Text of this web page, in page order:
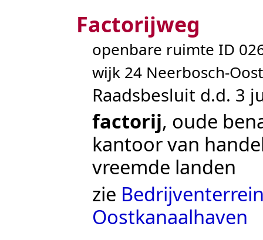
Factorijweg
openbare ruimte ID
wijk 24 Neerbosch-Oost
Raadsbesluit d.d. 3
factorij, oude
kantoor van
vreemde landen
zie
Oostkanaalhaven